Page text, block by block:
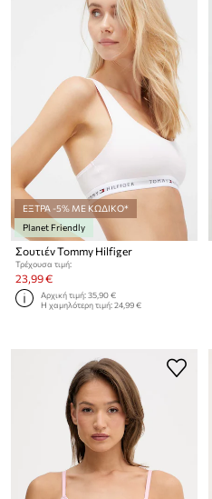
ΕΞΤΡΑ -5% ΜΕ ΚΩΔΙΚΟ*
Planet Friendly
Σουτιέν Tommy Hilfiger
Τρέχουσα τιμή:
23,99 €
Αρχική τιμή:35,90 €
Η χαμηλότερη τιμή:24,99 €